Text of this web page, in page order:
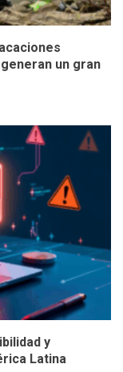
un gran
y
Latina